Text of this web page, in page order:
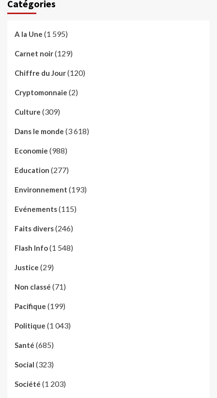
Catégories
A la Une (1 595)
Carnet noir(129)
Chiffre du Jour(120)
Cryptomonnaie (2)
Culture (309)
Dans le monde (3 618)
Economie (988)
Education (277)
Environnement (193)
Evénements(115)
Faits divers(246)
Flash Info(1 548)
Justice (29)
Non classé (71)
Pacifique (199)
Politique (1 043)
Santé (685)
Social (323)
Société (1 203)